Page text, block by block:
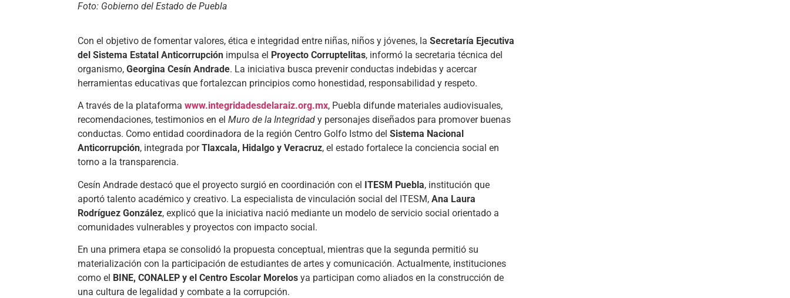
Foto: Gobierno del Estado de Puebla
Con el objetivo de fomentar valores, ética e integridad entre niñas, niños y jóvenes, la Secretaría Ejecutiva
del Sistema Estatal Anticorrupción impulsa el Proyecto Corruptelitas, informó la secretaria técnica del
organismo, Georgina Cesín Andrade. La iniciativa busca prevenir conductas indebidas y acercar
herramientas educativas que fortalezcan principios como honestidad, responsabilidad y respeto.
A través de la plataforma www.integridadesdelaraiz.org.mx, Puebla difunde materiales audiovisuales,
recomendaciones, testimonios en el Muro de la Integridad y personajes diseñados para promover buenas
conductas. Como entidad coordinadora de la región Centro Golfo Istmo del Sistema Nacional
Anticorrupción, integrada porTlaxcala, Hidalgo y Veracruz, el estado fortalece la conciencia social en
torno a la transparencia.
Cesín Andrade destacó que el proyecto surgió en coordinación con el ITESM Puebla, institución que
aportó talento académico y creativo. La especialista de vinculación social del ITESM, Ana Laura
Rodríguez González, explicó que la iniciativa nació mediante un modelo de servicio social orientado a
comunidades vulnerables y proyectos con impacto social.
En una primera etapa se consolidó la propuesta conceptual, mientras que la segunda permitió su
materialización con la participación de estudiantes de artes y comunicación. Actualmente, instituciones
como el BINE, CONALEP y el Centro Escolar Morelos ya participan como aliados en la construcción de
una cultura de legalidad y combate a la corrupción.